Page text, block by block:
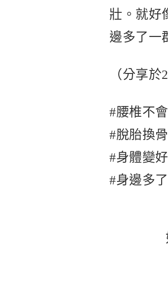
壯。就好
邊多了一
（分享於
#腰椎不
#脫胎換骨
#身體變
#身邊多